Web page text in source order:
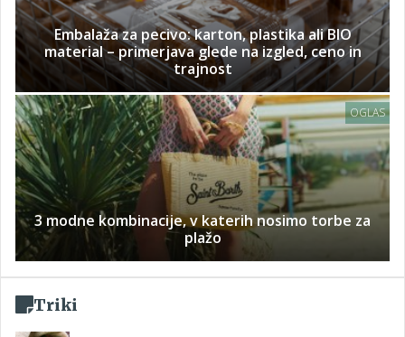
Embalaža za pecivo: karton, plastika ali BIO
material – primerjava glede na izgled, ceno in
trajnost
OGLAS
3 modne kombinacije, v katerih nosimo torbe za
plažo
Triki